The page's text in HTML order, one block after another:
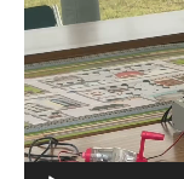
プ
レ
ー
ヤ
ー